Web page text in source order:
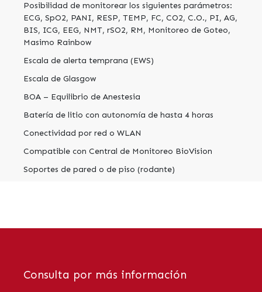
Posibilidad de monitorear los siguientes parámetros:
ECG, SpO2, PANI, RESP, TEMP, FC, CO2, C.O., PI, AG,
BIS, ICG, EEG, NMT, rSO2, RM, Monitoreo de Goteo,
Masimo Rainbow
Escala de alerta temprana (EWS)
Escala de Glasgow
BOA – Equilibrio de Anestesia
Batería de litio con autonomía de hasta 4 horas
Conectividad por red o WLAN
Compatible con Central de Monitoreo BioVision
Soportes de pared o de piso (rodante)
Consulta por más información